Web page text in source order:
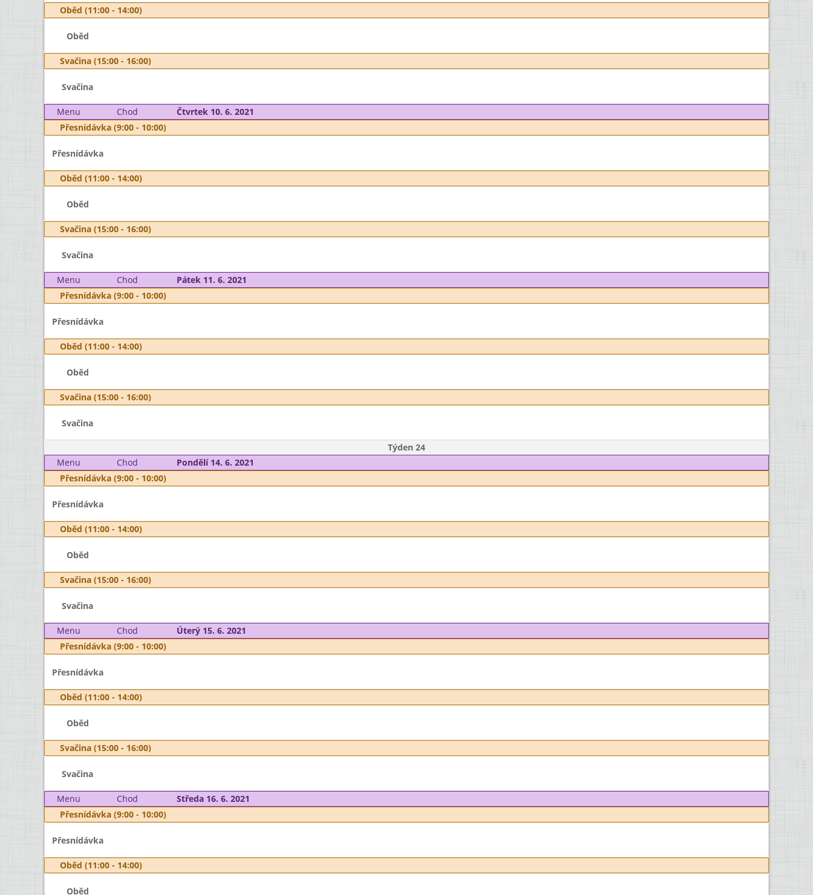
Oběd (11:00 - 14:00)
Oběd
Svačina (15:00 - 16:00)
Svačina
Menu Chod
Čtvrtek 10. 6. 2021
Přesnídávka (9:00 - 10:00)
Přesnídávka
Oběd (11:00 - 14:00)
Oběd
Svačina (15:00 - 16:00)
Svačina
Menu Chod
Pátek 11. 6. 2021
Přesnídávka (9:00 - 10:00)
Přesnídávka
Oběd (11:00 - 14:00)
Oběd
Svačina (15:00 - 16:00)
Svačina
Týden 24
Menu
Chod
Pondělí 14. 6. 2021
Přesnídávka (9:00 - 10:00)
Přesnídávka
Oběd (11:00 - 14:00)
Oběd
Svačina (15:00 - 16:00)
Svačina
Menu Chod
Úterý 15. 6. 2021
Přesnídávka (9:00 - 10:00)
Přesnídávka
Oběd (11:00 - 14:00)
Oběd
Svačina (15:00 - 16:00)
Svačina
Menu Chod
Středa 16. 6. 2021
Přesnídávka (9:00 - 10:00)
Přesnídávka
Oběd (11:00 - 14:00)
Oběd